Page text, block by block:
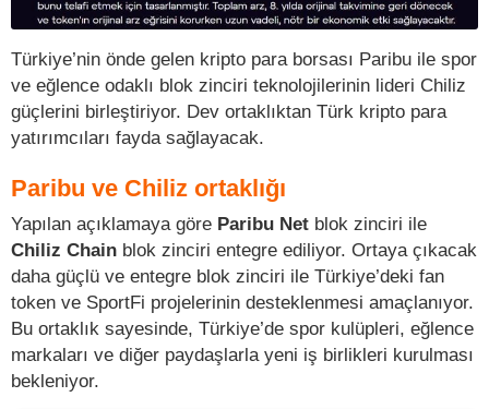
Türkiye’nin önde gelen kripto para borsası Paribu ile spor
ve eğlence odaklı blok zinciri teknolojilerinin lideri Chiliz
güçlerini birleştiriyor. Dev ortaklıktan Türk kripto para
yatırımcıları fayda sağlayacak.
Paribu ve Chiliz ortaklığı
Yapılan açıklamaya göre Paribu Net blok zinciri ile
Chiliz Chain blok zinciri entegre ediliyor. Ortaya çıkacak
daha güçlü ve entegre blok zinciri ile Türkiye’deki fan
token ve SportFi projelerinin desteklenmesi amaçlanıyor.
Bu ortaklık sayesinde, Türkiye’de spor kulüpleri, eğlence
markaları ve diğer paydaşlarla yeni iş birlikleri kurulması
bekleniyor.